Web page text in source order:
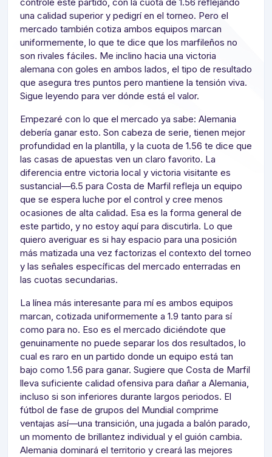
una calidad superior y pedigrí en el torneo. Pero el
mercado también cotiza ambos equipos marcan
uniformemente, lo que te dice que los marfileños no
son rivales fáciles. Me inclino hacia una victoria
alemana con goles en ambos lados, el tipo de resultado
que asegura tres puntos pero mantiene la tensión viva.
Sigue leyendo para ver dónde está el valor.
Empezaré con lo que el mercado ya sabe: Alemania
debería ganar esto. Son cabeza de serie, tienen mejor
profundidad en la plantilla, y la cuota de 1.56 te dice que
las casas de apuestas ven un claro favorito. La
diferencia entre victoria local y victoria visitante es
sustancial—6.5 para Costa de Marfil refleja un equipo
que se espera luche por el control y cree menos
ocasiones de alta calidad. Esa es la forma general de
este partido, y no estoy aquí para discutirla. Lo que
quiero averiguar es si hay espacio para una posición
más matizada una vez factorizas el contexto del torneo
y las señales específicas del mercado enterradas en
las cuotas secundarias.
La línea más interesante para mí es ambos equipos
marcan, cotizada uniformemente a 1.9 tanto para sí
como para no. Eso es el mercado diciéndote que
genuinamente no puede separar los dos resultados, lo
cual es raro en un partido donde un equipo está tan
bajo como 1.56 para ganar. Sugiere que Costa de Marfil
lleva suficiente calidad ofensiva para dañar a Alemania,
incluso si son inferiores durante largos periodos. El
fútbol de fase de grupos del Mundial comprime
ventajas así—una transición, una jugada a balón parado,
un momento de brillantez individual y el guión cambia.
Alemania dominará el territorio y creará las mejores